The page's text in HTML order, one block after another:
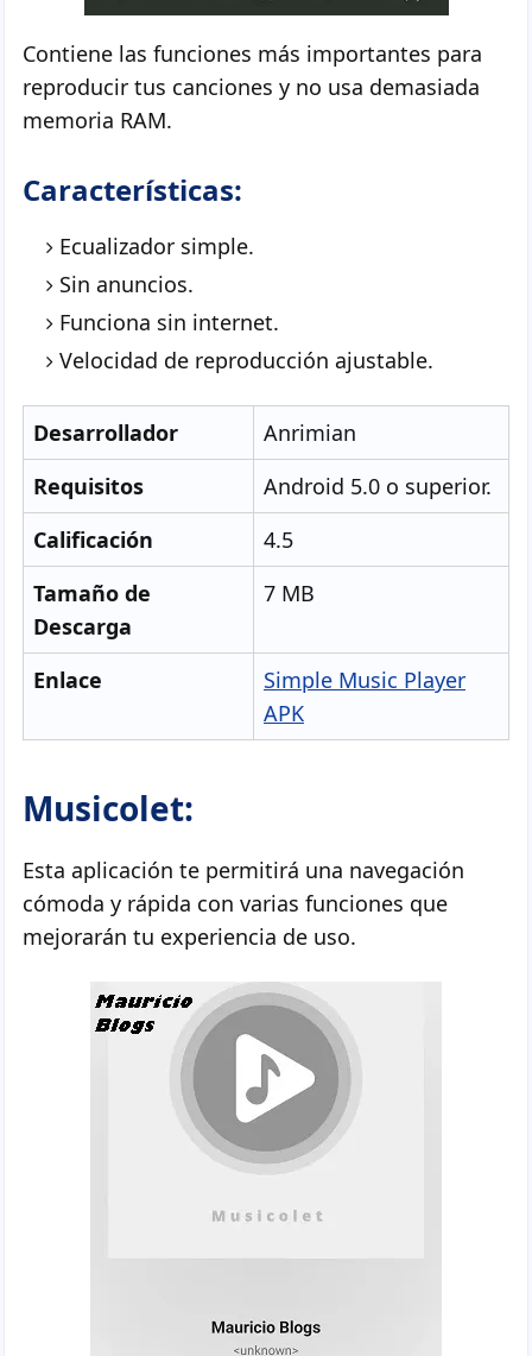
Contiene las funciones más importantes para
reproducir tus canciones y no usa demasiada
memoria RAM.
Características:
Ecualizador simple.
Sin anuncios.
Funciona sin internet.
Velocidad de reproducción ajustable.
Desarrollador
Anrimian
Requisitos
Android 5.0 o superior.
Calificación
4.5
Tamaño de
Descarga
7 MB
Enlace
Simple Music Player
APK
Musicolet:
Esta aplicación te permitirá una navegación
cómoda y rápida con varias funciones que
mejorarán tu experiencia de uso.